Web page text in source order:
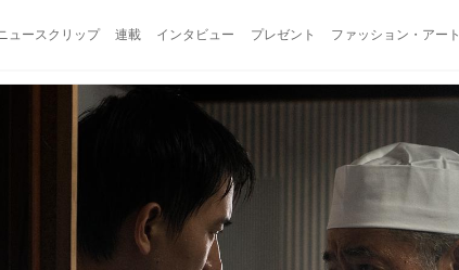
ュースクリップ 連載 インタビュー プレゼント ファッション・アート